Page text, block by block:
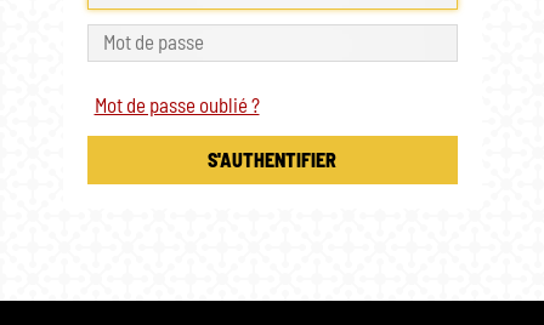
Mot de passe oublié ?
S'AUTHENTIFIER